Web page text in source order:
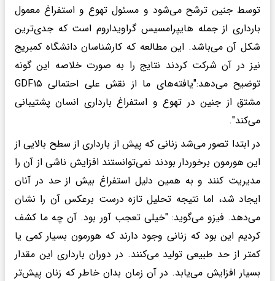
توسط جنین ترشح می‌شود و مسئول تهوع و استفراغ معمول
بارداری از جمله هایپرامسیس گراویداروم است که جدی‌ترین
شکل آن می‌باشد. این مطالعه که کارشناسان دانشگاه کمبریج
نیز در آن شرکت کردند نتایج را به صورت خلاصه این گونه
توضیح می‌دهد:"یافته‌های ما از نقش علی احتمالی GDF۱۵
مشتق از جنین در تهوع و استفراغ بارداری انسان پشتیبانی
می‌کند".
در ابتدا تصور می‌شد زنانی که پیش از بارداری از سطح بالایی از
این هورمون برخوردار بودند نمی‌توانستند افزایش ناشی از آن را
مدیریت کنند و به همین دلیل استفراغ بیش از حد در آنان
ایجاد شد، اما نتیجه تحلیل تازه درست برعکس آن را نشان
می‌دهد. فیزو می‌گوید: "خیلی تعجب آور بود. آن چه ما کشف
کردیم این بود که زنانی وجود دارند که هورمون بسیار کمی یا
کمتر از حد طبیعی تولید می‌کنند. در دوران بارداری این مقدار
بسیار افزایش می‌یابد. در آن زمان بدان خاطر که زنان پیش‌تر